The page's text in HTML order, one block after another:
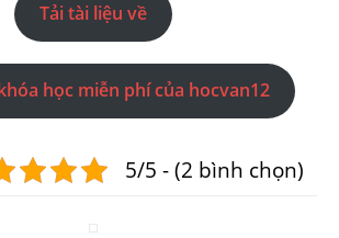
Tải tài liệu về
học miễn phí của hocvan12
5/5 - (2 bình chọn)